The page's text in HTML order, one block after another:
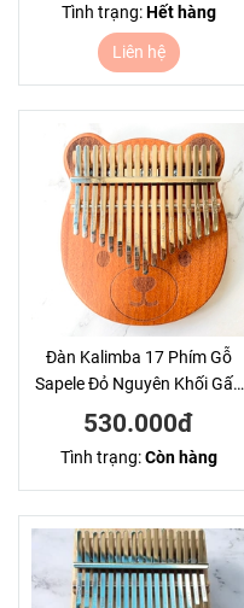
Tình trạng:Hết hàng
Liên hệ
Đàn Kalimba 17 Phím Gỗ
Sapele Đỏ Nguyên Khối Gấu
Bo KaLinh
530.000đ
Tình trạng:Còn hàng